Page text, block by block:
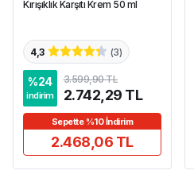
Kırışıklık Karşıtı Krem 50 ml
4,3 (3)
%24
indirim
3.599,90 TL
2.742,29 TL
Sepette %10 İndirim
2.468,06 TL